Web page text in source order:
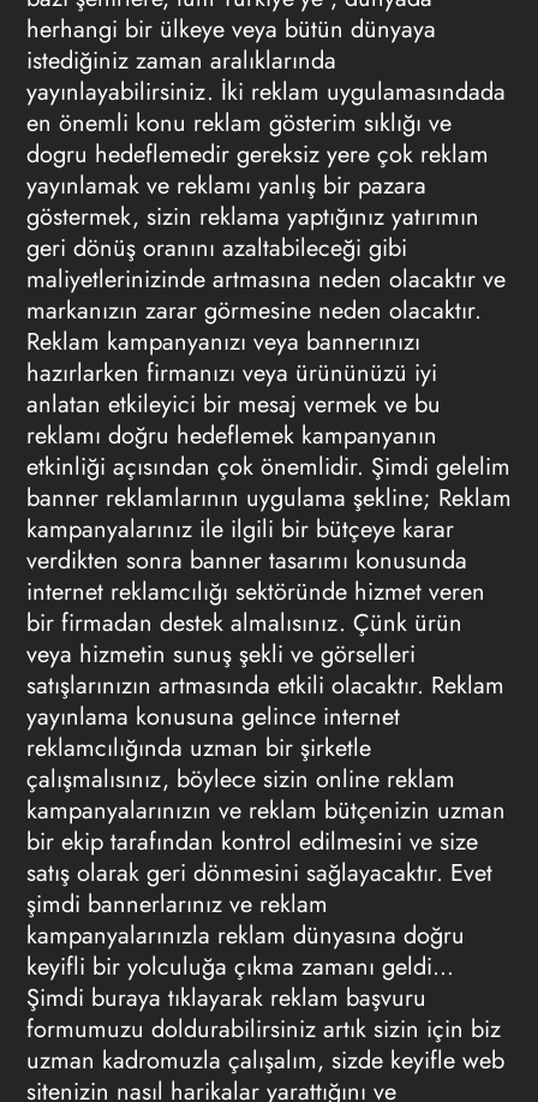
herhangi bir ülkeye veya bütün dünyaya
istediğiniz zaman aralıklarında
yayınlayabilirsiniz. İki reklam uygulamasındada
en önemli konu reklam gösterim sıklığı ve
dogru hedeflemedir gereksiz yere çok reklam
yayınlamak ve reklamı yanlış bir pazara
göstermek, sizin reklama yaptığınız yatırımın
geri dönüş oranını azaltabileceği gibi
maliyetlerinizinde artmasına neden olacaktır ve
markanızın zarar görmesine neden olacaktır.
Reklam kampanyanızı veya bannerınızı
hazırlarken firmanızı veya ürününüzü iyi
anlatan etkileyici bir mesaj vermek ve bu
reklamı doğru hedeflemek kampanyanın
etkinliği açısından çok önemlidir. Şimdi gelelim
banner reklamlarının uygulama şekline; Reklam
kampanyalarınız ile ilgili bir bütçeye karar
verdikten sonra banner tasarımı konusunda
internet reklamcılığı sektöründe hizmet veren
bir firmadan destek almalısınız. Çünk ürün
veya hizmetin sunuş şekli ve görselleri
satışlarınızın artmasında etkili olacaktır. Reklam
yayınlama konusuna gelince internet
reklamcılığında uzman bir şirketle
çalışmalısınız, böylece sizin online reklam
kampanyalarınızın ve reklam bütçenizin uzman
bir ekip tarafından kontrol edilmesini ve size
satış olarak geri dönmesini sağlayacaktır. Evet
şimdi bannerlarınız ve reklam
kampanyalarınızla reklam dünyasına doğru
keyifli bir yolculuğa çıkma zamanı geldi…
Şimdi buraya tıklayarakreklam başvuru
formumuzu doldurabilirsiniz artık sizin için biz
uzman kadromuzla çalışalım, sizde keyifle web
sitenizin nasıl harikalar yarattığını ve